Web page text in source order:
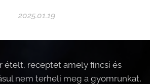
2025.01.19
ételt, receptet amely fincsi és
nem terheli meg a gyomrunkat,